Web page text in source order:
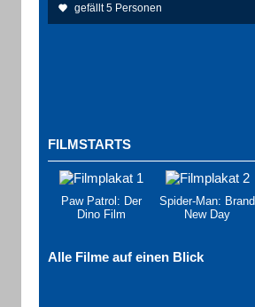
gefällt 5 Personen
FILMSTARTS
Paw Patrol: Der
Dino Film
Spider-Man: Brand
New Day
Alle Filme auf einen Blick